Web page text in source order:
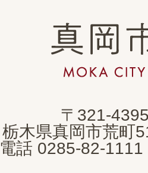
真
岡
市
CITY
〒321-
栃木県真岡市荒町
電話 0285-82-1111